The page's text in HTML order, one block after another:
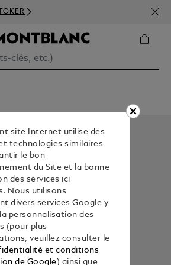
350€
site Internet utilise des
technologies similaires
le bon
du Site et la bonne
des services ici
Nous utilisons
divers services Google y
personnalisation des
(pour plus
veuillez consulter le
et conditions
de Google) ainsi que